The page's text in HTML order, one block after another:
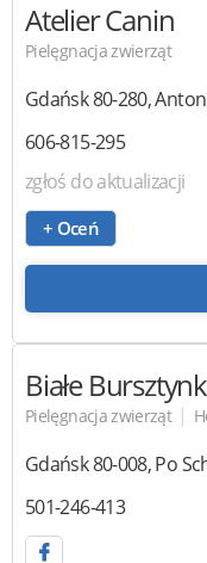
Atelier Canin
Pielęgnacja zwierząt
Gdańsk80-280,
606-815-295
zgłoś do aktualizacji
+ Oceń
Białe
Pielęgnacja zwierząt |
Gdańsk80-008,Po
501-246-413